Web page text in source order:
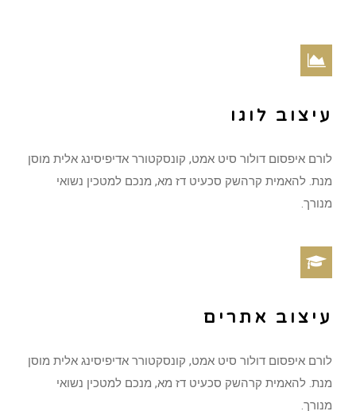
עיצוב לוגו
לורם איפסום דולור סיט אמט, קונסקטורר אדיפיסינג אלית מוסן
מנת. להאמית קרהשק סכעיט דז מא, מנכם למטכין נשואי
מנורך.
עיצוב אתרים
לורם איפסום דולור סיט אמט, קונסקטורר אדיפיסינג אלית מוסן
מנת. להאמית קרהשק סכעיט דז מא, מנכם למטכין נשואי
מנורך.